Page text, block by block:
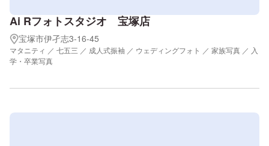
Ai Rフォトスタジオ 宝塚店
宝塚市伊孑志3-16-45
マタニティ ／ 七五三 ／ 成人式振袖 ／ ウェディングフォト ／ 家族写真 ／ 入
学・卒業写真